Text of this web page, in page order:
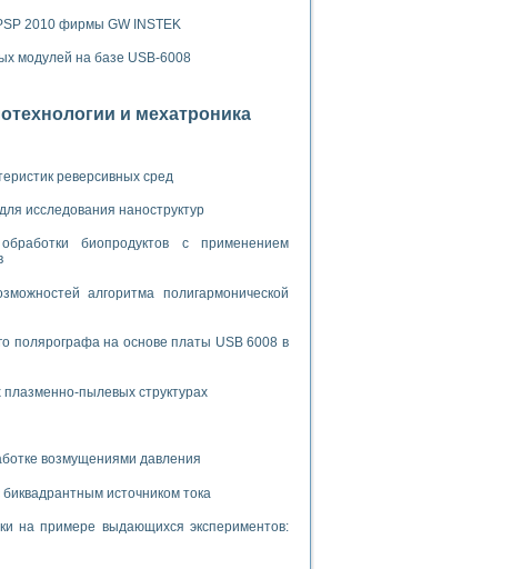
образовательного проекта РУДН
2010 фирмы GW INSTEK
модулей на базе USB-6008
и мехатроника
реверсивных сред
исследования наноструктур
биопродуктов с применением
алгоритма полигармонической
полярографа на основе платы USB 6008 в
пылевых структурах
возмущениями давления
источником тока
на примере выдающихся экспериментов: